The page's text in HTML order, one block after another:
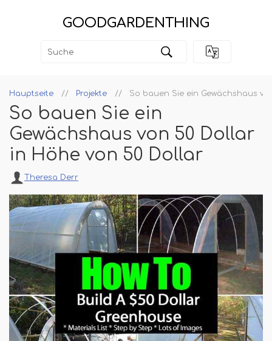
GOODGARDENTHING
Hauptseite Projekte So bauen Sie ein Gewächshaus
So bauen Sie ein
Gewächshaus von 50 Dollar
in Höhe von 50 Dollar
Theresa Derr